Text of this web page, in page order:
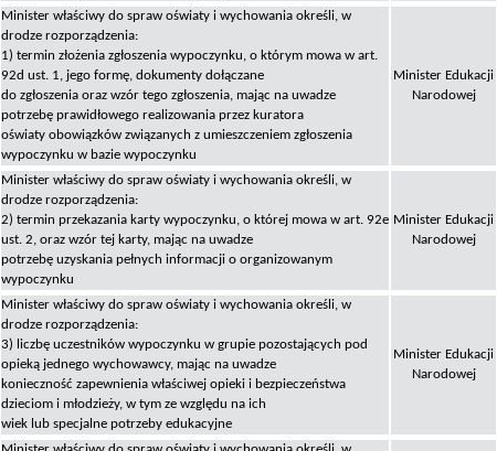
Minister właściwy do spraw oświaty i wychowania określi, w
drodze rozporządzenia:
1) termin złożenia zgłoszenia wypoczynku, o którym mowa w art.
92d ust. 1, jego formę, dokumenty dołączane
do zgłoszenia oraz wzór tego zgłoszenia, mając na uwadze
potrzebę prawidłowego realizowania przez kuratora
oświaty obowiązków związanych z umieszczeniem zgłoszenia
wypoczynku w bazie wypoczynku
Minister Edukacji
Narodowej
Minister właściwy do spraw oświaty i wychowania określi, w
drodze rozporządzenia:
2) termin przekazania karty wypoczynku, o której mowa w art. 92e
ust. 2, oraz wzór tej karty, mając na uwadze
potrzebę uzyskania pełnych informacji o organizowanym
wypoczynku
Minister Edukacji
Narodowej
Minister właściwy do spraw oświaty i wychowania określi, w
drodze rozporządzenia:
3) liczbę uczestników wypoczynku w grupie pozostających pod
opieką jednego wychowawcy, mając na uwadze
konieczność zapewnienia właściwej opieki i bezpieczeństwa
dzieciom i młodzieży, w tym ze względu na ich
wiek lub specjalne potrzeby edukacyjne
Minister Edukacji
Narodowej